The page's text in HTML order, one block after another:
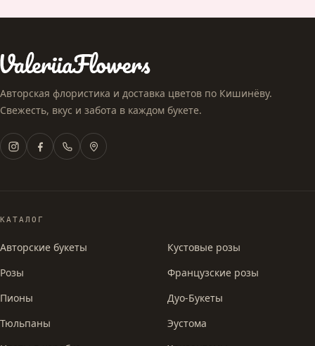
Авторская флористика и доставка цветов по Кишинёву.
Свежесть, вкус и забота в каждом букете.
КАТАЛОГ
Авторские букеты
Розы
Пионы
Тюльпаны
Кустовые розы
Французские розы
Дуо-Букеты
Эустома